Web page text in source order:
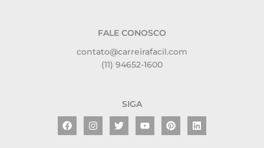
FALE CONOSCO
contato@carreirafacil.com
(11) 94652-1600
SIGA
FacebookInstagram
TwitterYoutubePinterestLinkedin